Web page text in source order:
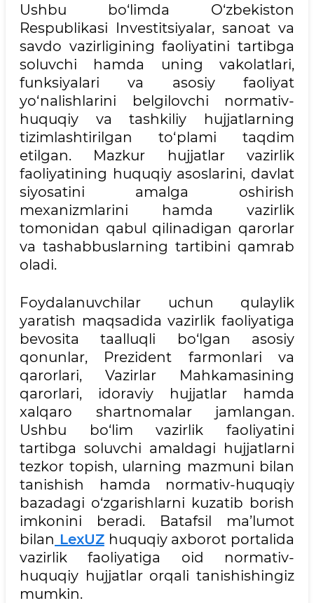
Ushbu bo‘limda O‘zbekiston
Respublikasi Investitsiyalar, sanoat va
savdo vazirligining faoliyatini tartibga
soluvchi hamda uning vakolatlari,
funksiyalari va asosiy faoliyat
yo‘nalishlarini belgilovchi normativ-
huquqiy va tashkiliy hujjatlarning
tizimlashtirilgan to‘plami taqdim
etilgan. Mazkur hujjatlar vazirlik
faoliyatining huquqiy asoslarini, davlat
siyosatini amalga oshirish
mexanizmlarini hamda vazirlik
tomonidan qabul qilinadigan qarorlar
va tashabbuslarning tartibini qamrab
oladi.
Foydalanuvchilar uchun qulaylik
yaratish maqsadida vazirlik faoliyatiga
bevosita taalluqli bo‘lgan asosiy
qonunlar, Prezident farmonlari va
qarorlari, Vazirlar Mahkamasining
qarorlari, idoraviy hujjatlar hamda
xalqaro shartnomalar jamlangan.
Ushbu bo‘lim vazirlik faoliyatini
tartibga soluvchi amaldagi hujjatlarni
tezkor topish, ularning mazmuni bilan
tanishish hamda normativ-huquqiy
bazadagi o‘zgarishlarni kuzatib borish
imkonini beradi. Batafsil ma’lumot
bilan LexUZhuquqiy axborot portalida
vazirlik faoliyatiga oid normativ-
huquqiy hujjatlar orqali tanishishingiz
mumkin.